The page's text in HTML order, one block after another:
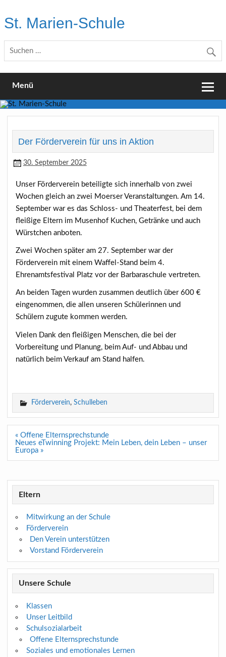
content
St. Marien-Schule
Menü
Der Förderverein für uns in Aktion
30. September 2025
Unser Förderverein beteiligte sich innerhalb von zwei
Wochen gleich an zwei Moerser Veranstaltungen. Am 14.
September war es das Schloss- und Theaterfest, bei dem
fleißige Eltern im Musenhof Kuchen, Getränke und auch
Würstchen anboten.
Zwei Wochen später am 27. September war der
Förderverein mit einem Waffel-Stand beim 4.
Ehrenamtsfestival Platz vor der Barbaraschule vertreten.
An beiden Tagen wurden zusammen deutlich über 600 €
eingenommen, die allen unseren Schülerinnen und
Schülern zugute kommen werden.
Vielen Dank den fleißigen Menschen, die bei der
Vorbereitung und Planung, beim Auf- und Abbau und
natürlich beim Verkauf am Stand halfen.
Förderverein,Schulleben
Beitragsnavigation
« Offene Elternsprechstunde
Neues eTwinning Projekt: Mein Leben, dein Leben – unser
Europa »
Eltern
Mitwirkung an der Schule
Förderverein
Den Verein unterstützen
Vorstand Förderverein
Unsere Schule
Klassen
Unser Leitbild
Schulsozialarbeit
Offene Elternsprechstunde
Soziales und emotionales Lernen